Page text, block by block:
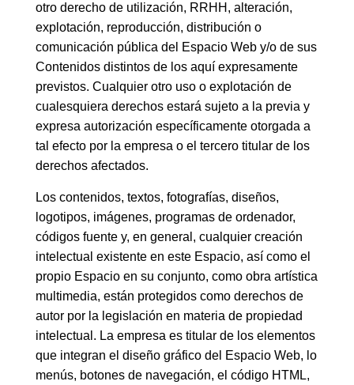
otro derecho de utilización, RRHH, alteración,
explotación, reproducción, distribución o
comunicación pública del Espacio Web y/o de sus
Contenidos distintos de los aquí expresamente
previstos. Cualquier otro uso o explotación de
cualesquiera derechos estará sujeto a la previa y
expresa autorización específicamente otorgada a
tal efecto por la empresa o el tercero titular de los
derechos afectados.
Los contenidos, textos, fotografías, diseños,
logotipos, imágenes, programas de ordenador,
códigos fuente y, en general, cualquier creación
intelectual existente en este Espacio, así como el
propio Espacio en su conjunto, como obra artística
multimedia, están protegidos como derechos de
autor por la legislación en materia de propiedad
intelectual. La empresa es titular de los elementos
que integran el diseño gráfico del Espacio Web, lo
menús, botones de navegación, el código HTML,